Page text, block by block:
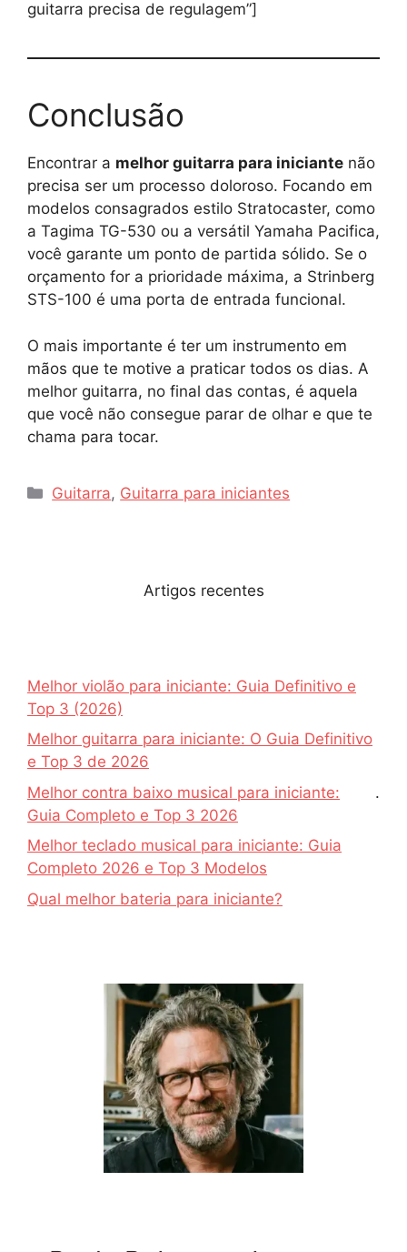
guitarra precisa de regulagem”]
Conclusão
Encontrar a melhor guitarra para iniciante não
precisa ser um processo doloroso. Focando em
modelos consagrados estilo Stratocaster, como
a Tagima TG-530 ou a versátil Yamaha Pacifica,
você garante um ponto de partida sólido. Se o
orçamento for a prioridade máxima, a Strinberg
STS-100 é uma porta de entrada funcional.
O mais importante é ter um instrumento em
mãos que te motive a praticar todos os dias. A
melhor guitarra, no final das contas, é aquela
que você não consegue parar de olhar e que te
chama para tocar.
Categorias
Guitarra, Guitarra para iniciantes
Artigos recentes
Melhor violão para iniciante: Guia Definitivo e
Top 3 (2026)
Melhor guitarra para iniciante: O Guia Definitivo
e Top 3 de 2026
Melhor contra baixo musical para iniciante:
Guia Completo e Top 3 2026
Melhor teclado musical para iniciante: Guia
Completo 2026 e Top 3 Modelos
Qual melhor bateria para iniciante?
.